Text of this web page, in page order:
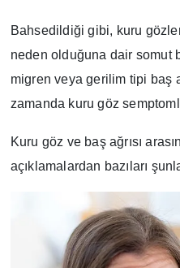
Bahsedildiği gibi, kuru
neden olduğuna dair somut
migren veya gerilim tipi baş
zamanda kuru göz
Kuru göz ve baş ağrısı
açıklamalardan bazıları